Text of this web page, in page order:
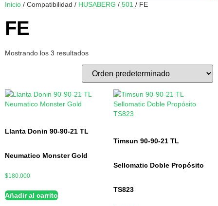
Inicio / Compatibilidad / HUSABERG / 501 / FE
FE
Mostrando los 3 resultados
Llanta Donin 90-90-21 TL
Neumatico Monster Gold
$180.000
Añadir al carrito
Timsun 90-90-21 TL
Sellomatic Doble Propósito
TS823